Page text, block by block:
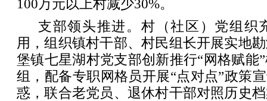
100万元以上村减少30%。
支部领头推进。村（社区）党组织
用，组织镇村干部、村民组长开展实地
堡镇七星湖村党支部创新推行“网格赋能
组，配备专职网格员开展“点对点”政策
惑，联合老党员、退休村干部对照历史